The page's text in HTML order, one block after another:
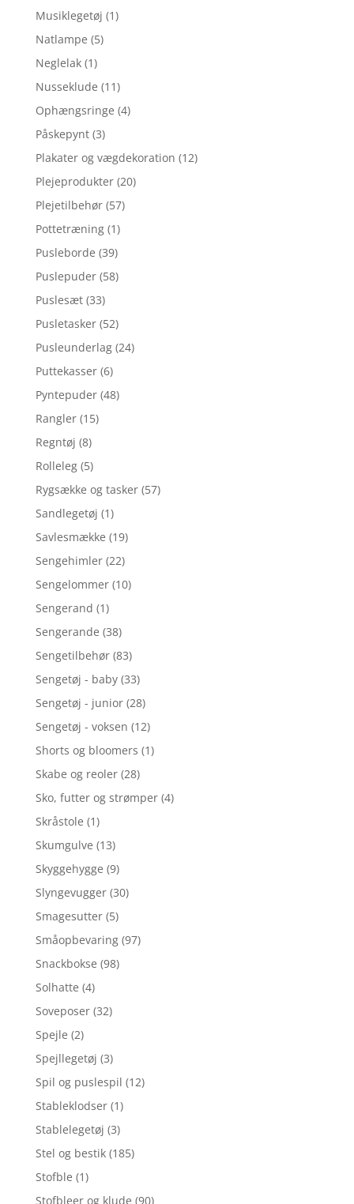
Musiklegetøj (1)
Natlampe (5)
Neglelak (1)
Nusseklude (11)
Ophængsringe (4)
Påskepynt (3)
Plakater og vægdekoration (12)
Plejeprodukter (20)
Plejetilbehør (57)
Pottetræning (1)
Pusleborde (39)
Puslepuder (58)
Puslesæt (33)
Pusletasker (52)
Pusleunderlag (24)
Puttekasser (6)
Pyntepuder (48)
Rangler (15)
Regntøj (8)
Rolleleg (5)
Rygsække og tasker (57)
Sandlegetøj (1)
Savlesmække (19)
Sengehimler (22)
Sengelommer (10)
Sengerand (1)
Sengerande (38)
Sengetilbehør (83)
Sengetøj - baby (33)
Sengetøj - junior (28)
Sengetøj - voksen (12)
Shorts og bloomers (1)
Skabe og reoler (28)
Sko, futter og strømper (4)
Skråstole (1)
Skumgulve (13)
Skyggehygge (9)
Slyngevugger (30)
Smagesutter (5)
Småopbevaring (97)
Snackbokse (98)
Solhatte (4)
Soveposer (32)
Spejle (2)
Spejllegetøj (3)
Spil og puslespil (12)
Stableklodser (1)
Stablelegetøj (3)
Stel og bestik (185)
Stofble (1)
Stofbleer og klude (90)